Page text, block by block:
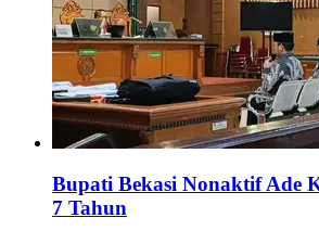
Bupati Bekasi Nonaktif Ade
7 Tahun